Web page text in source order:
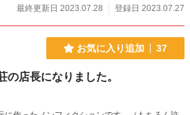
最終更新日 2023.07.28
登録日 2023.07.27
お気に入り追加 37
の店長になりました。